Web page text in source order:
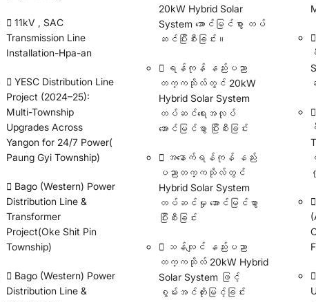
11kV , SAC
Transmission Line
Installation-Hpa-an
YESC Distribution Line
Project (2024–25):
Multi-Township
Upgrades Across
Yangon for 24/7 Power(
Paung Gyi Township)
Bago (Western) Power
Distribution Line &
Transformer
Project(Oke Shit Pin
Township)
Bago (Western) Power
Distribution Line &
20kW Hybrid Solar
System အောင်မြင်စွာ တပ်
ဆင်ပြီးစီးခြင်း။
ရန်ကုန် နည်းပညာ
တက္ကသိုလ်တွင် 20kW
Hybrid Solar System
တပ်ဆင်ရေးအလုပ်
အောင်မြင်စွာ ပြီးစီးခြင်း
အနောက်ရန်ကုန် နည်း
ပညာတက္ကသိုလ်တွင်
Hybrid Solar System
တပ်ဆင်မှု အောင်မြင်စွာ
ပြီးစီးခြင်း
သန်လျင် နည်းပညာ
တက္ကသိုလ် 20kW Hybrid
Solar System ဖြင့်
စွမ်းအင်တိုးမြင့်ခြင်း